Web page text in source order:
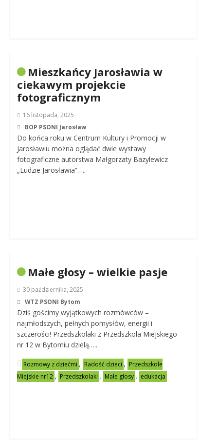
Mieszkańcy Jarosławia w
ciekawym projekcie
fotograficznym
16 listopada, 2025
BOP PSONI Jarosław
Do końca roku w Centrum Kultury i Promocji w
Jarosławiu można oglądać dwie wystawy
fotograficzne autorstwa Małgorzaty Bazylewicz
„Ludzie Jarosławia”…..
Małe głosy – wielkie pasje
30 października, 2025
WTZ PSONI Bytom
Dziś gościmy wyjątkowych rozmówców –
najmłodszych, pełnych pomysłów, energii i
szczerości! Przedszkolaki z Przedszkola Miejskiego
nr 12 w Bytomiu dzielą…..
Rozmowy z dziećmi , Radość dzieci , Przedszkole
Miejskie nr12 , Przedszkolaki , Małe głosy , edukacja